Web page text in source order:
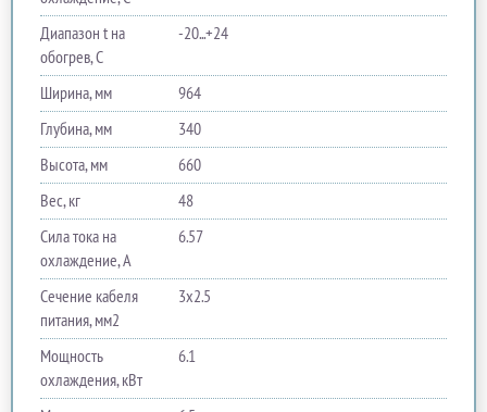
Диапазон t на
обогрев, С
-20...+24
Ширина, мм
964
Глубина, мм
340
Высота, мм
660
Вес, кг
48
Сила тока на
охлаждение, А
6.57
Сечение кабеля
питания, мм2
3x2.5
Мощность
охлаждения, кВт
6.1